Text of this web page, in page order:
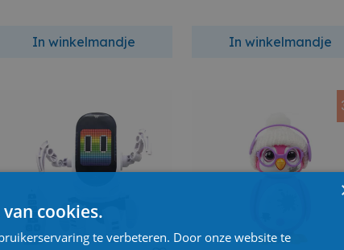
In winkelmandje In winkelmandje
cookies.
te verbeteren. Door onze website te